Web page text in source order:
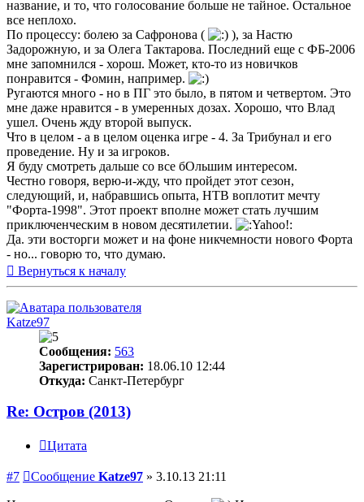
название, и то, что голосование больше не тайное. Остальное
все неплохо.
По процессу: болею за Сафронова (
), за Настю
Задорожную, и за Олега Тактарова. Последний еще с ФБ-2006
мне запомнился - хорош. Может, кто-то из новичков
понравится - Фомин, например.
Ругаются много - но в ПГ это было, в пятом и четвертом. Это
мне даже нравится - в умеренных дозах. Хорошо, что Влад
ушел. Очень жду второй выпуск.
Что в целом - а в целом оценка игре - 4. За Трибунал и его
проведение. Ну и за игроков.
Я буду смотреть дальше со все бОльшим интересом.
Честно говоря, верю-и-жду, что пройдет этот сезон,
следующий, и, набравшись опыта, НТВ воплотит мечту
"Форта-1998". Этот проект вполне может стать лучшим
приключенческим в новом десятилетии.
Да. эти восторги может и на фоне никчемности нового Форта
- но... говорю то, что думаю.
Вернуться к началу
Katze97
Сообщения: 563
Зарегистрирован: 18.06.10 12:44
Откуда: Санкт-Петербург
Re: Остров (2013)
Цитата
#7 Сообщение Katze97 » 3.10.13 21:11